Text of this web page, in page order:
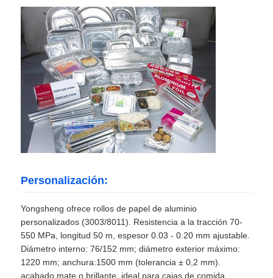
Personalización:
Yongsheng ofrece rollos de papel de aluminio
personalizados (3003/8011). Resistencia a la tracción 70-
550 MPa, longitud 50 m, espesor 0.03 - 0.20 mm ajustable.
Diámetro interno: 76/152 mm; diámetro exterior máximo:
1220 mm; anchura:1500 mm (tolerancia ± 0,2 mm).
acabado mate o brillante. ideal para cajas de comida,